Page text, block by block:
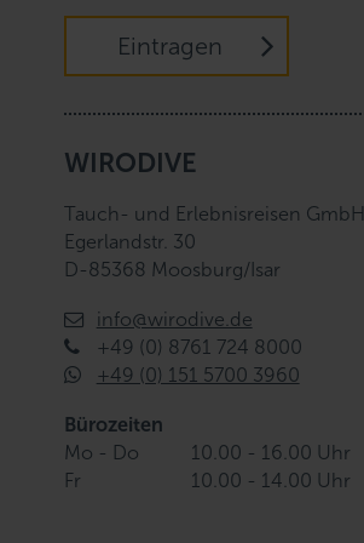
Eintragen
WIRODIVE
Tauch- und Erlebnisreisen GmbH
Egerlandstr. 30
D-85368 Moosburg/Isar
info@wirodive.de
+49 (0) 8761 724 8000
+49 (0) 151 5700 3960
Bürozeiten
Mo - Do
10.00 - 16.00 Uhr
Fr
10.00 - 14.00 Uhr